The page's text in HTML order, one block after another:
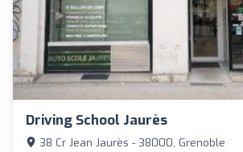
Driving School Jaurès
38 Cr Jean Jaurès - 38000, Grenoble